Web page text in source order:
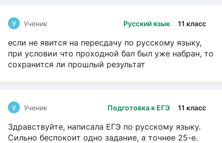
Русский язык 11 класс
У Ученик
если не явится на пересдачу по русскому языку,
при условии что проходной бал был уже набран, то
сохранится ли прошлый результат
Подготовка к ЕГЭ 11 класс
У Ученик
Здравствуйте, написала ЕГЭ по русскому языку.
Сильно беспокоит одно задание, а точнее 25-е.